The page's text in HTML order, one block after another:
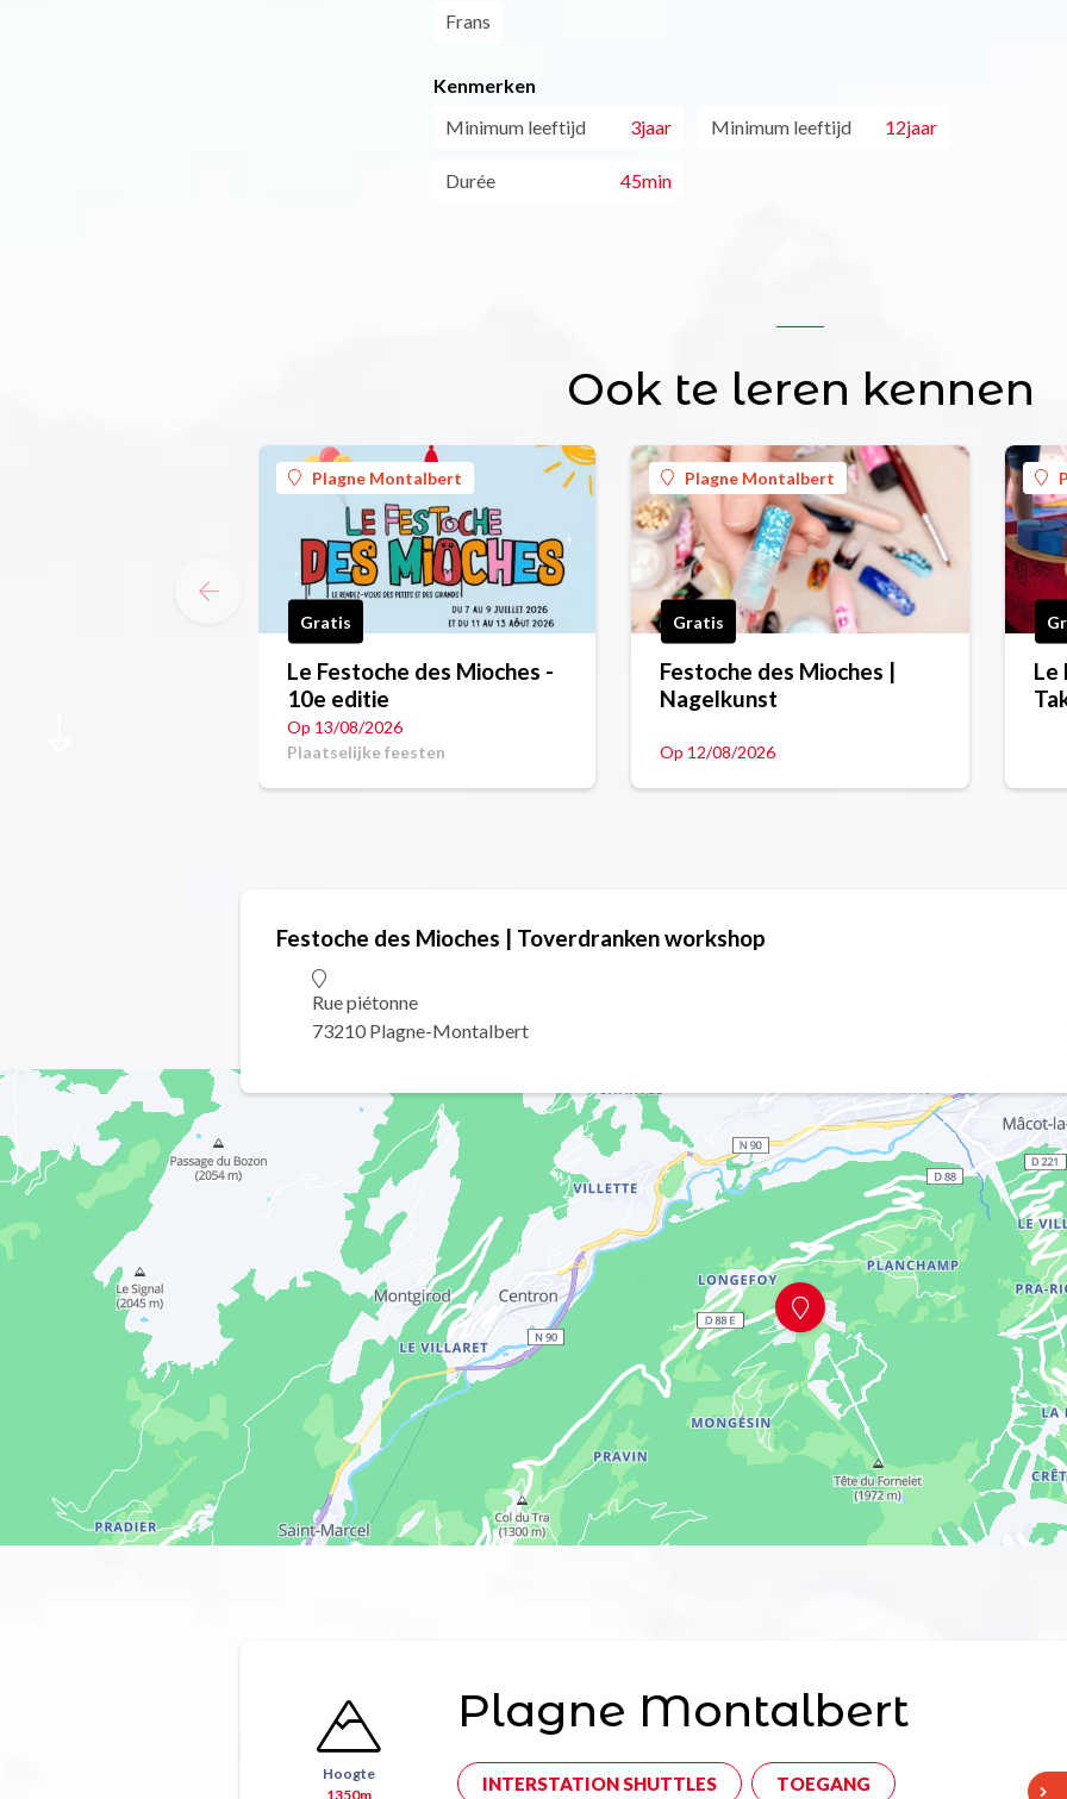
Frans
Kenmerken
Minimum leeftijd
3jaar Minimum leeftijd 12jaar
Durée 45min
Ook te leren kennen
Plagne Montalbert
Gratis
Le Festoche des Mioches -
10e editie
Op 13/08/2026
Plaatselijke feesten
Plagne Montalbert
Gratis
Festoche des Mioches |
Nagelkunst
Op 12/08/2026
Le
Festoche des Mioches | Toverdranken workshop
Rue piétonne
73210 Plagne-Montalbert
Hoogte
1350m
Plagne Montalbert
INTERSTATION SHUTTLES TOEGANG